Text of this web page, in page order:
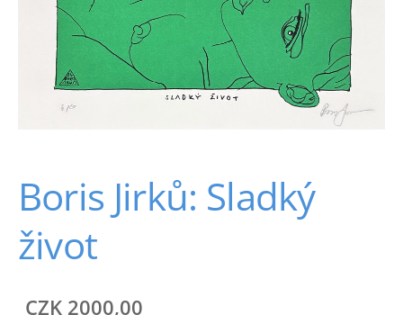
Boris Jirků: Sladký
život
CZK 2000,00